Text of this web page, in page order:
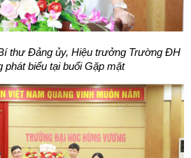
thư Đảng ủy, Hiệu trưởng Trường ĐH
phát biểu tại buổi Gặp mặt